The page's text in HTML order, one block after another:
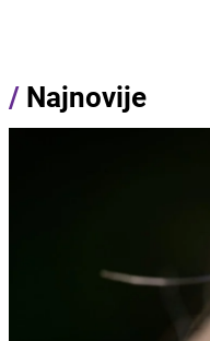
/ Najnovije